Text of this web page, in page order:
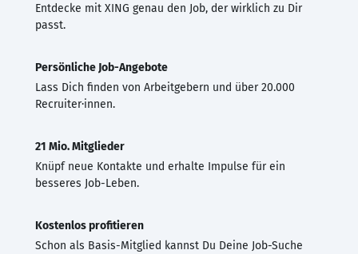
Entdecke mit XING genau den Job, der wirklich zu Dir
passt.
Persönliche Job-Angebote
Lass Dich finden von Arbeitgebern und über 20.000
Recruiter·innen.
21 Mio. Mitglieder
Knüpf neue Kontakte und erhalte Impulse für ein
besseres Job-Leben.
Kostenlos profitieren
Schon als Basis-Mitglied kannst Du Deine Job-Suche